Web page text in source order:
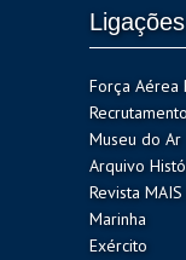
Força Aérea
Museu do Ar
Arquivo
Revista MAIS
Marinha
Exército